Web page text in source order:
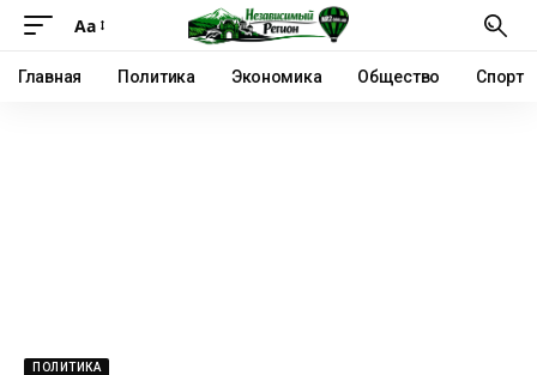
Аа
Главная Политика Экономика Общество Спорт
ПОЛИТИКА